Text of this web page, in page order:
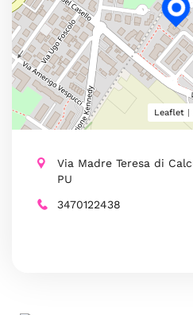
Leaflet |
Via Madre Teresa di
PU
3470122438